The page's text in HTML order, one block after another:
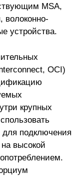
MSA,
волоконно-
устройства.
OCI)
крупных
подключения
высокой